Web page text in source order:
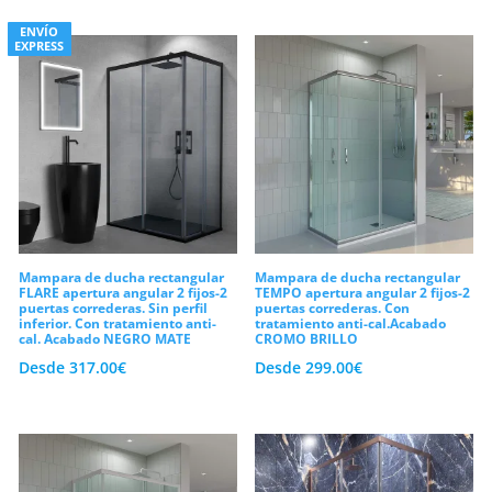
marcas blancas que restan brillo al
conjunto. En conclusión, te invitamos a
explorar nuestra gama de
mamparas de
ducha rectangulares
. Configura tu
diseño a medida hoy mismo y estrena
baño al mejor precio.
ENVÍO
EXPRESS
Mampara de ducha rectangular
FLARE apertura angular 2 fijos-2
puertas correderas. Sin perfil
inferior. Con tratamiento anti-
cal. Acabado NEGRO MATE
Desde 317.00€
Mampara de ducha rectangular
TEMPO apertura angular 2 fijos-2
puertas correderas. Con
tratamiento anti-cal.Acabado
CROMO BRILLO
Desde299.00€